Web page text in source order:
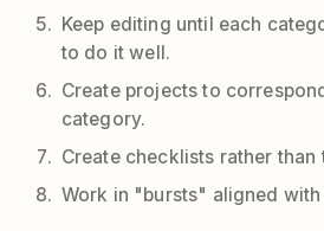
Keep editing until each
to do it well.
Create projects to
category.
Create checklists rather than
Work in "bursts" aligned